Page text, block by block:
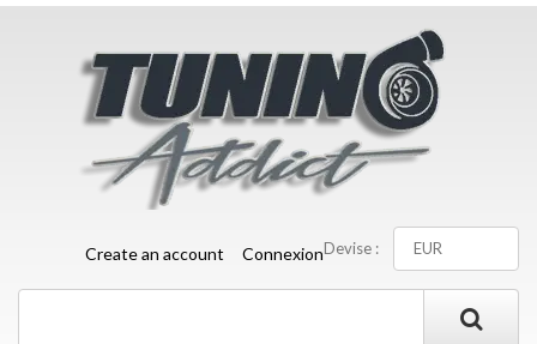
Devise : EUR
Create an account Connexion